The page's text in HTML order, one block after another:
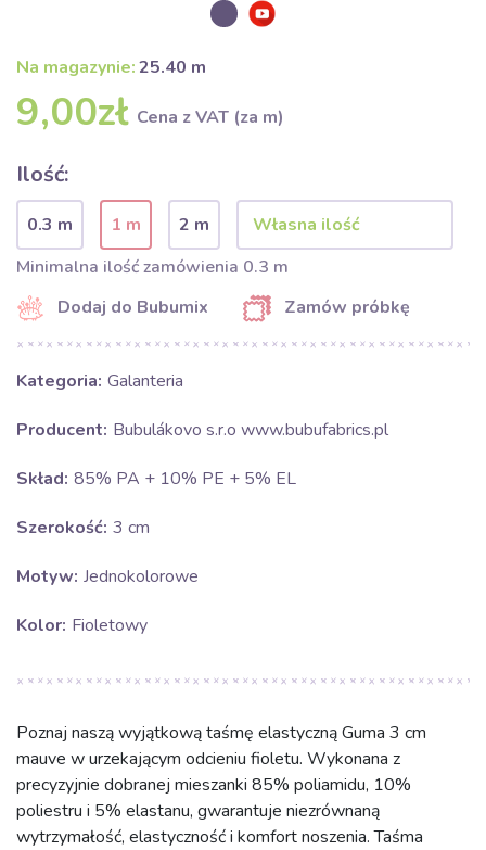
Na magazynie:25.40 m
9,00zł Cena z VAT (za m)
Ilość:
0.3 m 1 m
2 m
Minimalna ilość zamówienia 0.3 m
Dodaj do Bubumix
Zamów próbkę
Kategoria: Galanteria
Producent: Bubulákovo s.r.o www.bubufabrics.pl
Skład: 85% PA + 10% PE + 5% EL
Szerokość: 3 cm
Motyw: Jednokolorowe
Kolor: Fioletowy
Poznaj naszą wyjątkową taśmę elastyczną Guma 3 cm
mauve w urzekającym odcieniu fioletu. Wykonana z
precyzyjnie dobranej mieszanki 85% poliamidu, 10%
poliestru i 5% elastanu, gwarantuje niezrównaną
wytrzymałość, elastyczność i komfort noszenia. Taśma